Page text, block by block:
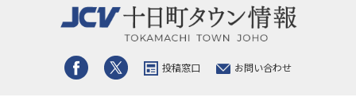
投稿窓口 お問い合わせ